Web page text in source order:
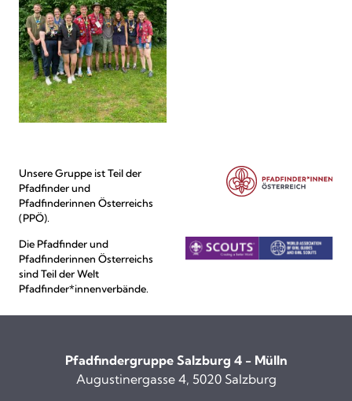
Unsere Gruppe ist Teil der
Pfadfinder und
Pfadfinderinnen Österreichs
(PPÖ).
Die Pfadfinder und
Pfadfinderinnen Österreichs
sind Teil der Welt
Pfadfinder*innenverbände.
Pfadfindergruppe Salzburg 4 - Mülln
Augustinergasse 4, 5020 Salzburg